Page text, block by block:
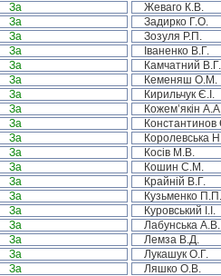
За Жеваго К.В.
За Задирко Г.О.
За Зозуля Р.П.
За Іваненко В.Г.
За Камчатний В.Г.
За Кеменяш О.М.
За Кирильчук Є.І.
За Кожем’якін
За
За Королевська
За Косів М.В.
За Кошин С.М.
За Крайній В.Г.
За Кузьменко П.П.
За Куровський І.І.
За Лабунська А.В.
За Лемза В.Д.
За Лукашук О.Г.
За Ляшко О.В.